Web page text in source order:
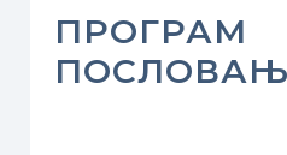
ПРОГРАМ